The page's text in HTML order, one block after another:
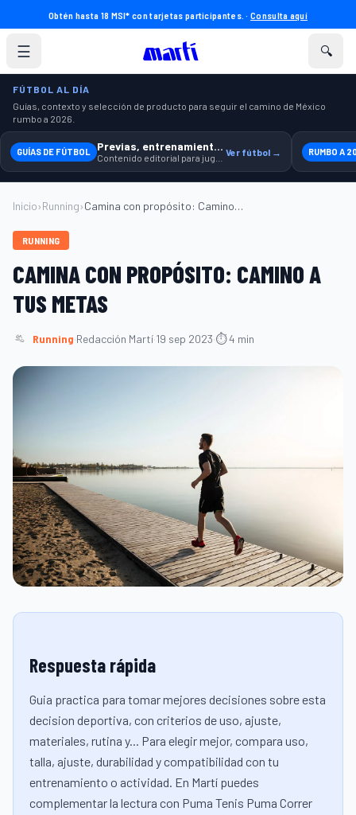
Obtén hasta 18 MSI* con tarjetas participantes. ·Consulta aquí
☰ 🔍
FÚTBOL AL DÍA
Guías, contexto y selección de producto para seguir el camino de México
rumbo a 2026.
GUÍAS DE FÚTBOL Previas, entrenamiento y producto Ver fútbol → RUMBO A
Inicio›Running› Camina con propósito: Camino a tus metas...
RUNNING
CAMINA CON PROPÓSITO: CAMINO A
TUS METAS
Running·Redacción Martí·19 sep 2023·⏱ 4 min
Respuesta rápida
Guia practica para tomar mejores decisiones sobre esta
decision deportiva, con criterios de uso, ajuste,
materiales, rutina y... Para elegir mejor, compara uso,
talla, ajuste, durabilidad y compatibilidad con tu
entrenamiento o actividad. En Martí puedes
complementar la lectura con Puma Tenis Puma Correr